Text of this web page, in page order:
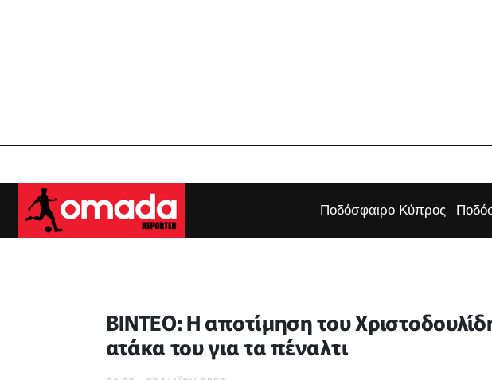
Ποδόσφαιρο Κύπρος
ΒΙΝΤΕΟ: Η αποτίμηση του
ατάκα του για τα πέναλτι